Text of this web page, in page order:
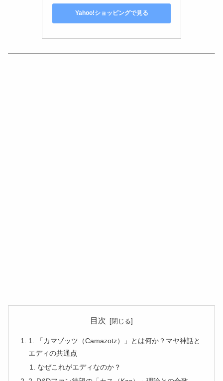
Yahoo!ショッピングで見る
目次
1. 「カマゾッツ（Camazotz）」とは何か？マヤ神話と
エディの共通点
なぜこれがエディなのか？